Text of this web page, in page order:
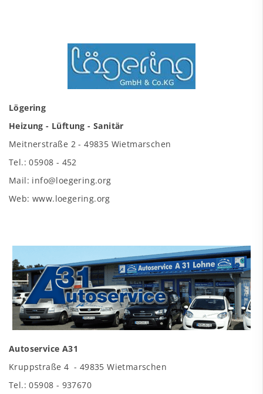
Lögering
Heizung - Lüftung - Sanitär
Meitnerstraße 2 - 49835 Wietmarschen
Tel.: 05908 - 452
Mail: info@loegering.org
Web: www.loegering.org
Autoservice A31
Kruppstraße 4 - 49835 Wietmarschen
Tel.: 05908 - 937670